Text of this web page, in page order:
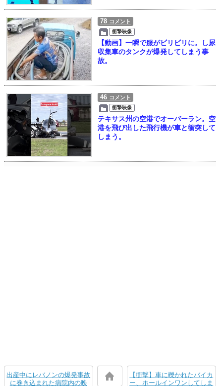
78 コメント
衝撃映像
【動画】一瞬で服がビリビリに。し尿
収集車のタンクが爆発してしまう事
故。
46 コメント
衝撃映像
テキサス州の空港でオーバーラン。空
港を飛び出した飛行機が車と衝突して
しまう。
出産中にレバノンの爆発事故
に巻き込まれた病院内の映
【衝撃】車に轢かれたバイカ
ー、ホールインワンしてしま